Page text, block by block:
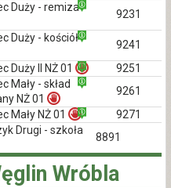
Duży - remiza
9231
Duży - kościół
9241
Duży II NŻ 01
9251
Mały - skład
NŻ 01
9261
Mały NŻ 01
9271
Drugi - szkoła
8891
Wróbla